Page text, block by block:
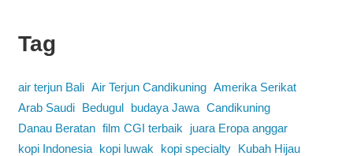
Tag
air terjun Bali Air Terjun Candikuning Amerika Serikat
Arab Saudi
Bedugul budaya Jawa Candikuning
Danau Beratan film CGI terbaik
juara Eropa anggar
kopi Indonesia
kopi luwak kopi specialty
Kubah Hijau